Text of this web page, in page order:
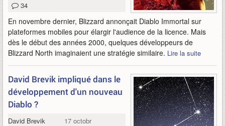
34
En novembre dernier, Blizzard annonçait Diablo Immortal sur
plateformes mobiles pour élargir l'audience de la licence. Mais
dès le début des années 2000, quelques développeurs de
Blizzard North imaginaient une stratégie similaire. Lire la suite
David Brevik impliqué dans le
développement d'un nouveau
Diablo ?
David Brevik
17 octobre 2016